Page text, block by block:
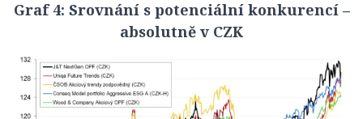
Graf 4: Srovnání s potenciální konkurencí –
absolutně v CZK